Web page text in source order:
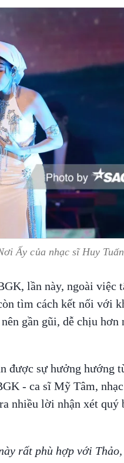
Ấy của nhạc sĩ Huy
lần này, ngoài việc
tìm cách kết nối với
gần gũi, dễ chịu hơn
được sự hưởng hướng
- ca sĩ Mỹ Tâm,
nhiều lời nhận xét quý
rất phù hợp với